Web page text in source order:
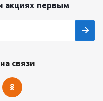
акциях первым
связи